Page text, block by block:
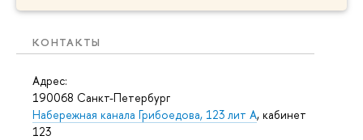
КОНТАКТЫ
Адрес:
190068 Санкт-Петербург
Набережная канала Грибоедова, 123 лит А, кабинет
123